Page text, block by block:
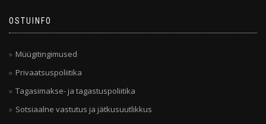
OSTUINFO
Müügitingimused
Privaatsuspoliitika
Tagasimakse- ja tagastuspoliitika
Sotsiaalne vastutus ja jätkusuutlikkus